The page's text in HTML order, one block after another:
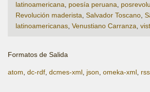
latinoamericana
poesía peruana
Revolución maderista Salvador Toscano
latinoamericanas Venustiano Carranza
Formatos de Salida
atom dc-rdf dcmes-xml json omeka-xml